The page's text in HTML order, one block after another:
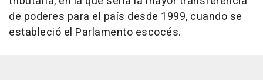
de poderes para el país desde 1999, cuando se
estableció el Parlamento escocés.